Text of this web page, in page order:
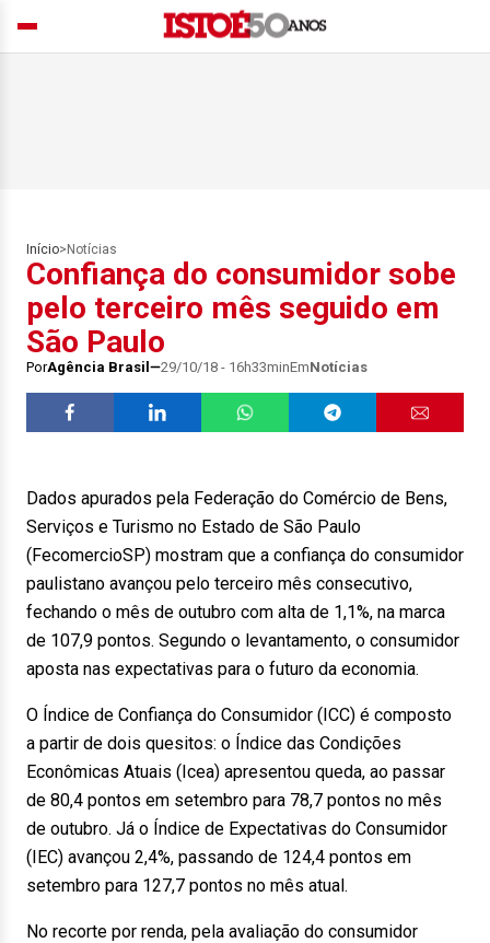
Início> Notícias
Confiança do consumidor sobe
pelo terceiro mês seguido em
São Paulo
PorAgência Brasil 29/10/18 - 16h33minEmNotícias
Dados apurados pela Federação do Comércio de Bens,
Serviços e Turismo no Estado de São Paulo
(FecomercioSP) mostram que a confiança do consumidor
paulistano avançou pelo terceiro mês consecutivo,
fechando o mês de outubro com alta de 1,1%, na marca
de 107,9 pontos. Segundo o levantamento, o consumidor
aposta nas expectativas para o futuro da economia.
O Índice de Confiança do Consumidor (ICC) é composto
a partir de dois quesitos: o Índice das Condições
Econômicas Atuais (Icea) apresentou queda, ao passar
de 80,4 pontos em setembro para 78,7 pontos no mês
de outubro. Já o Índice de Expectativas do Consumidor
(IEC) avançou 2,4%, passando de 124,4 pontos em
setembro para 127,7 pontos no mês atual.
No recorte por renda, pela avaliação do consumidor